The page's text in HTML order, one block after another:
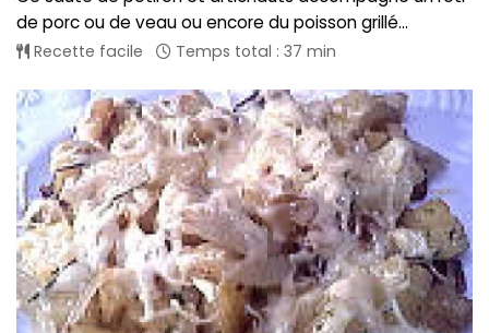
de porc ou de veau ou encore du poisson grillé...
Recette facile Temps total : 37 min